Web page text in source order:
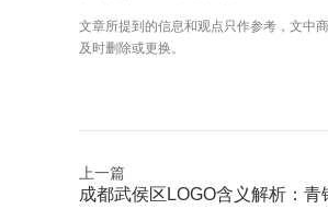
文章所提到的信息和观点只作参考，文中
及时删除或更换。
上一篇
成都武侯区LOGO含义解析：